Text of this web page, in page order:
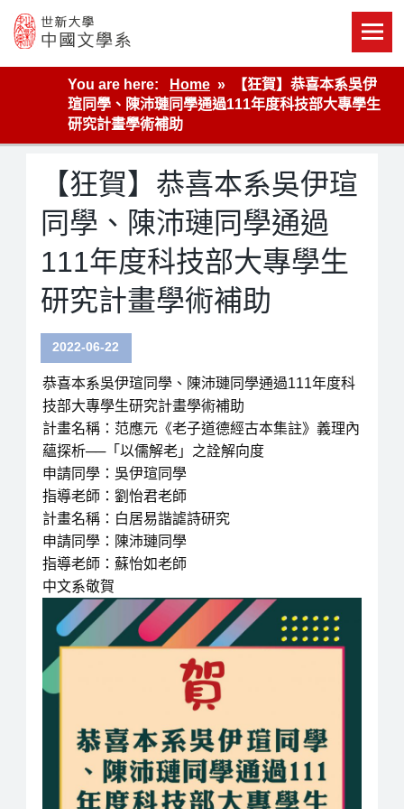
content
世新大學教學單位的網站
You are here:
Home
【狂賀】恭喜本系吳伊
瑄同學、陳沛璉同學通過111年度科技部大專學生
研究計畫學術補助
【狂賀】恭喜本系吳伊瑄
同學、陳沛璉同學通過
111年度科技部大專學生
研究計畫學術補助
2022-06-22
恭喜本系吳伊瑄同學、陳沛璉同學通過111年度科
技部大專學生研究計畫學術補助
計畫名稱：范應元《老子道德經古本集註》義理內
蘊探析──「以儒解老」之詮解向度
申請同學：吳伊瑄同學
指導老師：劉怡君老師
計畫名稱：白居易諧謔詩研究
申請同學：陳沛璉同學
指導老師：蘇怡如老師
中文系敬賀